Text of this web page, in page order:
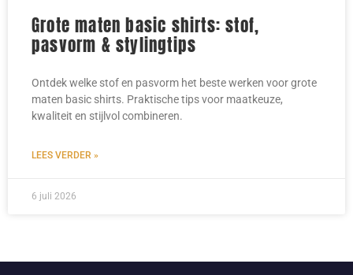
Grote maten basic shirts: stof,
pasvorm & stylingtips
Ontdek welke stof en pasvorm het beste werken voor grote
maten basic shirts. Praktische tips voor maatkeuze,
kwaliteit en stijlvol combineren.
LEES VERDER »
6 juli 2026